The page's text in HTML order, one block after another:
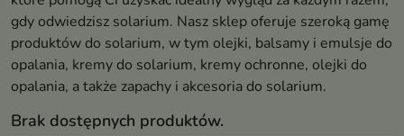
gdy odwiedzisz solarium. Nasz sklep oferuje szeroką gamę
produktów do solarium, w tym olejki, balsamy i emulsje do
opalania, kremy do solarium, kremy ochronne, olejki do
opalania, a także zapachy i akcesoria do solarium.
Brak dostępnych produktów.